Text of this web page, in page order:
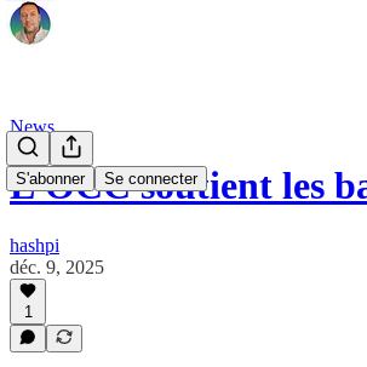
S'abonner Se connecter
News
L’OCC soutient les
hashpi
déc. 9, 2025
1